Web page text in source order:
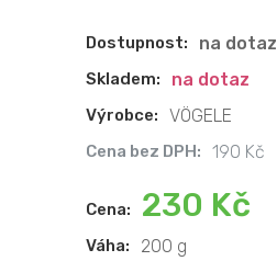
Dostupnost: na dotaz
Skladem: na dotaz
Výrobce: VÖGELE
Cena bez DPH: 190 Kč
Cena: 230 Kč
Váha:
200 g